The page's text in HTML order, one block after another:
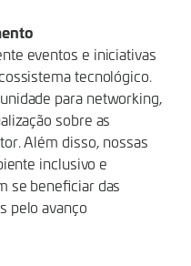
eventos e iniciativas
tecnológico.
para networking,
sobre as
Além disso, nossas
inclusivo e
se beneficiar das
pelo avanço